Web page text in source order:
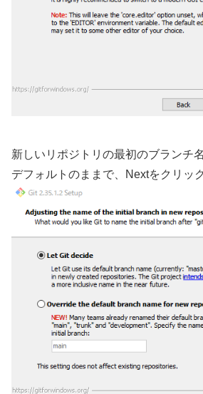
新しいリポジトリの最初のブランチ
デフォルトのままで、Nextをクリッ